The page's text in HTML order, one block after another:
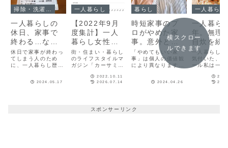
一人暮らしの
休日、家事で
終わる…なら
試してみて！
プロの時短ア
イデア
休日で家事が終わっ
てしまう人のため
に、一人暮らし歴の
を効率良くこなす方
2024.05.17
一人暮らし
【2022年9月
度集計】一人
暮らし女性の
手取りは20.4
万円、家賃等
は7.5万円
街・住まい・暮らし
のライフスタイルマ
ガジン「カーサミ
し女性が家とお金に
関する不安を減らせ
ション購入 比較シ
2022.10.11
2026.07.14
暮らし
時短家事のプ
ロがやめた家
事。意外とや
らなくて大丈
夫、気持ちも
ラクに
「やめてもいい家
事」は個人の価値観
により異なります
ターの私がやめた家
を探してみましょ
2024.04.26
一人暮ら
年。無理
自炊を続
ためのマ
ール【一
らしエッ
vol.41】
一人暮らし
気付いた、
ール私は一
ます。私の
人暮らしは
横スクロー
ルできます
スポンサーリンク